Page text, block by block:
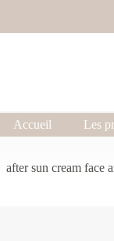
Accueil Les
after sun cream face